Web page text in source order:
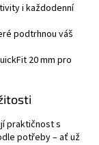
i každodenní
podtrhnou váš
20 mm pro
praktičnost s
potřeby – ať už